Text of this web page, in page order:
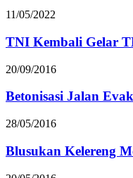
11/05/2022
TNI Kembali Gelar
20/09/2016
Betonisasi Jalan
28/05/2016
Blusukan Kelereng